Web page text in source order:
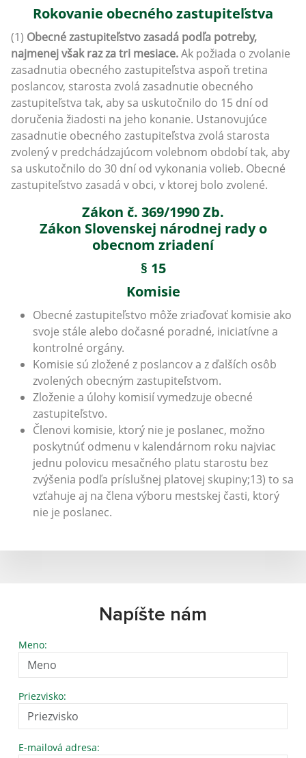
Rokovanie obecného zastupiteľstva
(1) Obecné zastupiteľstvo zasadá podľa potreby,
najmenej však raz za tri mesiace.Ak požiada o zvolanie
zasadnutia obecného zastupiteľstva aspoň tretina
poslancov, starosta zvolá zasadnutie obecného
zastupiteľstva tak, aby sa uskutočnilo do 15 dní od
doručenia žiadosti na jeho konanie. Ustanovujúce
zasadnutie obecného zastupiteľstva zvolá starosta
zvolený v predchádzajúcom volebnom období tak, aby
sa uskutočnilo do 30 dní od vykonania volieb. Obecné
zastupiteľstvo zasadá v obci, v ktorej bolo zvolené.
Zákon č. 369/1990 Zb.
Zákon Slovenskej národnej rady o
obecnom zriadení
§ 15
Komisie
Obecné zastupiteľstvo môže zriaďovať komisie ako
svoje stále alebo dočasné poradné, iniciatívne a
kontrolné orgány.
Komisie sú zložené z poslancov a z ďalších osôb
zvolených obecným zastupiteľstvom.
Zloženie a úlohy komisií vymedzuje obecné
zastupiteľstvo.
Členovi komisie, ktorý nie je poslanec, možno
poskytnúť odmenu v kalendárnom roku najviac
jednu polovicu mesačného platu starostu bez
zvýšenia podľa príslušnej platovej skupiny;13) to sa
vzťahuje aj na člena výboru mestskej časti, ktorý
nie je poslanec.
Napíšte nám
Meno:
Priezvisko:
E-mailová adresa: